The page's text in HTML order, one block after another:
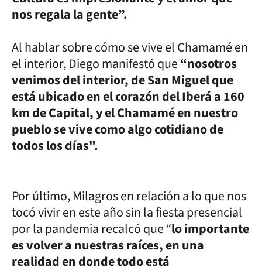
nos regala la gente”.
Al hablar sobre cómo se vive el Chamamé en
el interior, Diego manifestó que“nosotros
venimos del interior, de San Miguel que
está ubicado en el corazón del Iberá a 160
km de Capital, y el Chamamé en nuestro
pueblo se vive como algo cotidiano de
todos los días".
Por último, Milagros en relación a lo que nos
tocó vivir en este año sin la fiesta presencial
por la pandemia recalcó que “lo importante
es volver a nuestras raíces, en una
realidad en donde todo está